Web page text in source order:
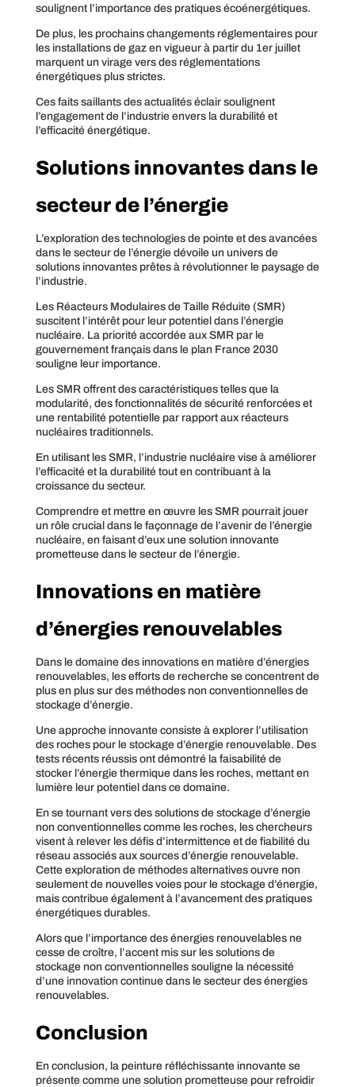
soulignent l’importance des pratiques écoénergétiques.
De plus, les prochains changements réglementaires pour
les installations de gaz en vigueur à partir du 1er juillet
marquent un virage vers des réglementations
énergétiques plus strictes.
Ces faits saillants des actualités éclair soulignent
l’engagement de l’industrie envers la durabilité et
l’efficacité énergétique.
Solutions innovantes dans le
secteur de l’énergie
L’exploration des technologies de pointe et des avancées
dans le secteur de l’énergie dévoile un univers de
solutions innovantes prêtes à révolutionner le paysage de
l’industrie.
Les Réacteurs Modulaires de Taille Réduite (SMR)
suscitent l’intérêt pour leur potentiel dans l’énergie
nucléaire. La priorité accordée aux SMR par le
gouvernement français dans le plan France 2030
souligne leur importance.
Les SMR offrent des caractéristiques telles que la
modularité, des fonctionnalités de sécurité renforcées et
une rentabilité potentielle par rapport aux réacteurs
nucléaires traditionnels.
En utilisant les SMR, l’industrie nucléaire vise à améliorer
l’efficacité et la durabilité tout en contribuant à la
croissance du secteur.
Comprendre et mettre en œuvre les SMR pourrait jouer
un rôle crucial dans le façonnage de l’avenir de l’énergie
nucléaire, en faisant d’eux une solution innovante
prometteuse dans le secteur de l’énergie.
Innovations en matière
d’énergies renouvelables
Dans le domaine des innovations en matière d’énergies
renouvelables, les efforts de recherche se concentrent de
plus en plus sur des méthodes non conventionnelles de
stockage d’énergie.
Une approche innovante consiste à explorer l’utilisation
des roches pour le stockage d’énergie renouvelable. Des
tests récents réussis ont démontré la faisabilité de
stocker l’énergie thermique dans les roches, mettant en
lumière leur potentiel dans ce domaine.
En se tournant vers des solutions de stockage d’énergie
non conventionnelles comme les roches, les chercheurs
visent à relever les défis d’intermittence et de fiabilité du
réseau associés aux sources d’énergie renouvelable.
Cette exploration de méthodes alternatives ouvre non
seulement de nouvelles voies pour le stockage d’énergie,
mais contribue également à l’avancement des pratiques
énergétiques durables.
Alors que l’importance des énergies renouvelables ne
cesse de croître, l’accent mis sur les solutions de
stockage non conventionnelles souligne la nécessité
d’une innovation continue dans le secteur des énergies
renouvelables.
Conclusion
En conclusion, la peinture réfléchissante innovante se
présente comme une solution prometteuse pour refroidir